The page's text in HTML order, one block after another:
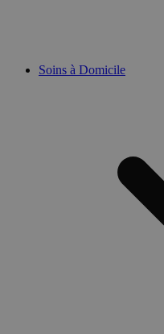
Soins à Domicile